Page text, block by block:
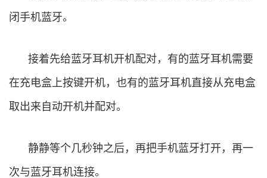
闭手机蓝牙。
接着先给蓝牙耳机开机配对，有的蓝牙耳机需要
在充电盒上按键开机，也有的蓝牙耳机直接从充电盒
取出来自动开机并配对。
静静等个几秒钟之后，再把手机蓝牙打开，再一
次与蓝牙耳机连接。